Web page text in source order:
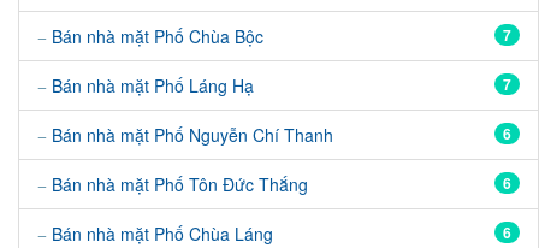
7
Bán nhà mặt Phố Chùa Bộc
7
Bán nhà mặt Phố Láng Hạ
6
Bán nhà mặt Phố Nguyễn Chí Thanh
6
Bán nhà mặt Phố Tôn Đức Thắng
6
Bán nhà mặt Phố Chùa Láng